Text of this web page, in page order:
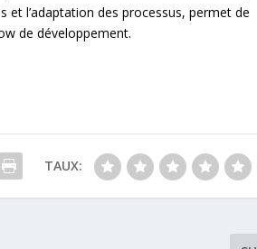
et l’adaptation des processus, permet de
de développement.
TAUX: